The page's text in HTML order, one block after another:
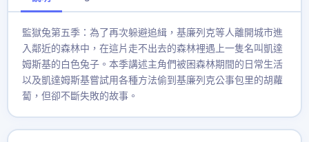
監獄兔第五季：為了再次躲避追緝，基廉列克等人離開城市進
入鄰近的森林中，在這片走不出去的森林裡遇上一隻名叫凱達
姆斯基的白色兔子。本季講述主角們被困森林期間的日常生活
以及凱達姆斯基嘗試用各種方法偷到基廉列克公事包里的胡蘿
蔔，但卻不斷失敗的故事。